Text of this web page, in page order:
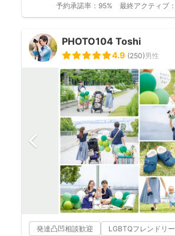
予約承諾率： 95% 最終アクティブ：
PHOTO104 Toshi
4.9 (250)男性
発達凸凹相談歓迎 LGBTQフレンドリー